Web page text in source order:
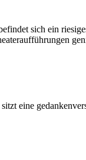
sich ein
eine